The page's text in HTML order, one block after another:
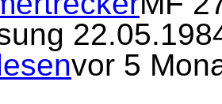
vor 5